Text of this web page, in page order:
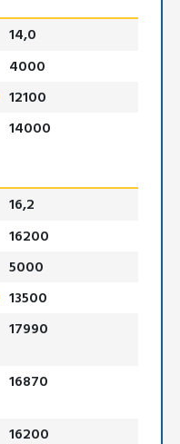
14,0
4000
12100
14000
16,2
16200
5000
13500
17990
16870
16200